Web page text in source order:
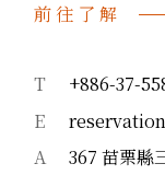
前往了解
T
+886-37-
E
A
367 苗栗縣